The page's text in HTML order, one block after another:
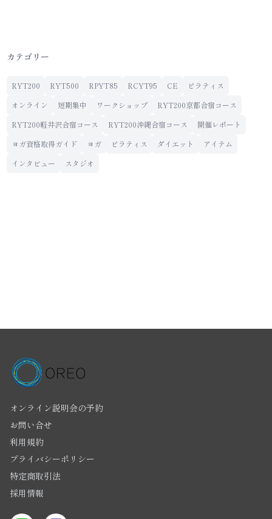
カテゴリー
RYT200 RYT500 RPYT85 RCYT95 CE
ピラティス
オンライン
短期集中 ワークショップ
RYT200京都合宿コース
RYT200軽井沢合宿コース
RYT200沖縄合宿コース
開催レポート
ヨガ資格取得ガイド
ヨガ ピラティス ダイエット
アイテム
インタビュー
スタジオ
オンライン説明会の予約
お問い合せ
利用規約
プライバシーポリシー
特定商取引法
採用情報